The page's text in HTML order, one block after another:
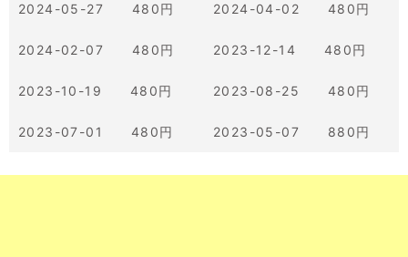
2024-05-27 480円 2024-04-02 480円
2024-02-07 480円 2023-12-14 480円
2023-10-19 480円 2023-08-25 480円
2023-07-01 480円 2023-05-07 880円